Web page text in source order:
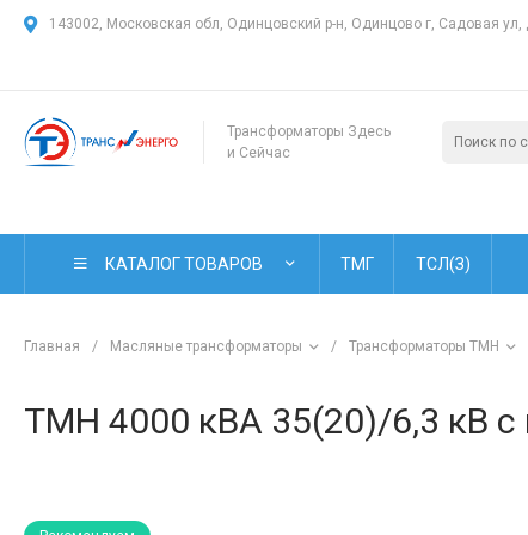
143002, Московская обл, Одинцовский р-н, Одинцово г, Садовая
Трансформаторы Здесь
и Сейчас
КАТАЛОГ ТОВАРОВ ТМГ ТСЛ(З)
Главная / Масляные трансформаторы / Трансформаторы ТМН
ТМН 4000 кВА 35(20)/6,3 кВ